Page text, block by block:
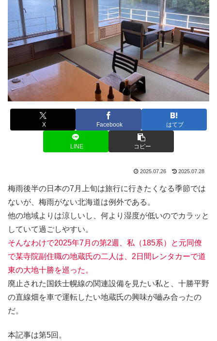
X Facebook はてブ
LINE コピー
2025.07.26 2025.07.28
梅雨後半の日本の7月上旬は旅行に行きたくなる季節では
ないが、梅雨がない北海道は例外である。
他の地域よりは涼しいし、何より湿度が低いのでカラッと
していて過ごしやすい。
そんなわけで2025年7月の第2週、私（185系）と元同僚
で某寺院副住職の地蔵氏の二人は、2日間レンタカーで道
東の大地十勝を巡った。
廃止された国鉄士幌線の関連設備を見たい私と、十勝平野
の直線畑を車で運転したい地蔵氏の興味が嚙み合ったの
だ。
本記事は第5回。